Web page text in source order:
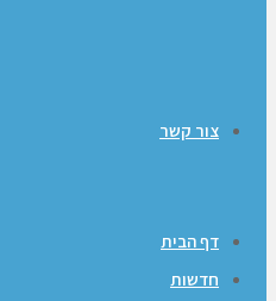
צור קשר
דף הבית
חדשות